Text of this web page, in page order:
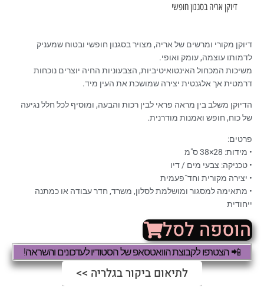
דיוקן אריה בסגנון חופשי
דיוקן מקורי ומרשים של אריה, מצויר בסגנון חופשי ובטוח שמעניק
לדמותו עוצמה, עומק ואופי.
משיכות המכחול האינטואיטיביות, הצבעוניות החיה יוצרים נוכחות
דרמטית אך אלגנטית יצירה שמושכת את העין מיד.
הדיוקן משלב בין מראה פראי לבין רכות והבעה, ומוסיף לכל חלל נגיעה
של כוח, חופש ואמנות מודרנית.
פרטים:
• מידות: ‎38×28 ס"מ
• טכניקה: צבעי מים / דיו
• יצירה מקורית וחד־פעמית
• מתאימה למסגור ומושלמת לסלון, משרד, חדר עבודה או כמתנה
ייחודית
הוספה לסל
📲 הצטרפו לקבוצת הוואטסאפ של הסטודיו לעדכונים והשראה!
לתיאום ביקור בגלריה >>